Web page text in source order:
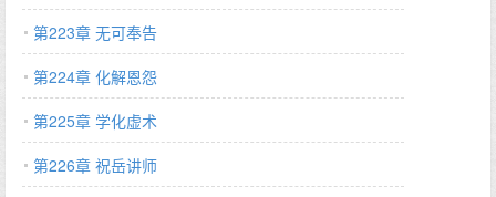
第223章 无可奉告
第224章 化解恩怨
第225章 学化虚术
第226章 祝岳讲师